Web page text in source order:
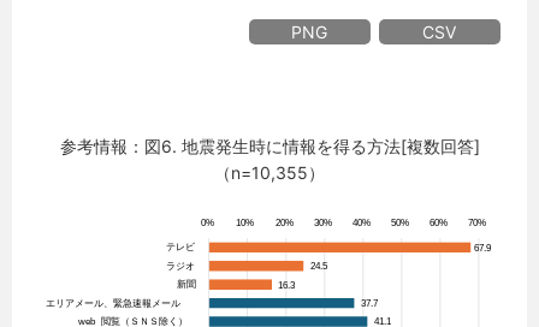
PNG CSV
参考情報：図6. 地震発生時に情報を得る方法[複数回答]
（n=10,355）